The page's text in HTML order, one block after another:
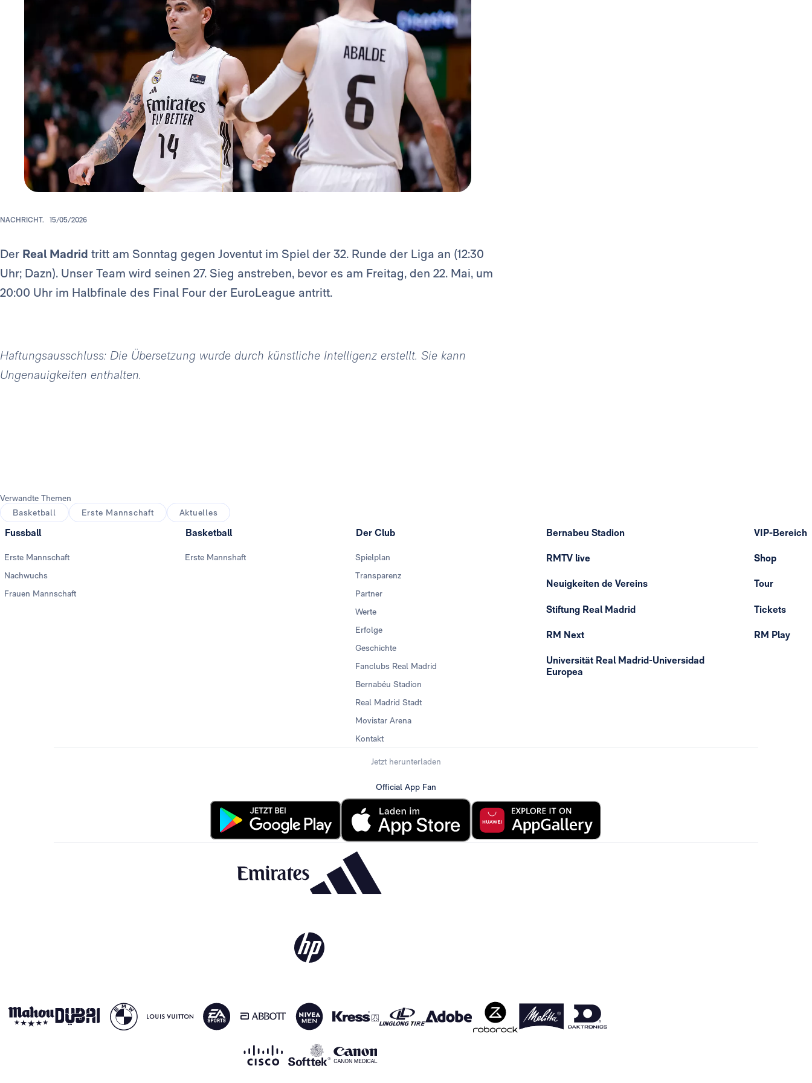
NACHRICHT. 15/05/2026
Der Real Madrid tritt am Sonntag gegen Joventut im Spiel der 32. Runde der Liga an (12:30
Uhr; Dazn). Unser Team wird seinen 27. Sieg anstreben, bevor es am Freitag, den 22. Mai, um
20:00 Uhr im Halbfinale des Final Four der EuroLeague antritt.
Haftungsausschluss: Die Übersetzung wurde durch künstliche Intelligenz erstellt. Sie kann
Ungenauigkeiten enthalten.
Verwandte Themen
Basketball
Erste Mannschaft Aktuelles
Fussball
Erste Mannschaft
Nachwuchs
Frauen Mannschaft
Basketball
Erste Mannshaft
Der Club
Spielplan
Transparenz
Partner
Werte
Erfolge
Geschichte
Fanclubs Real Madrid
Bernabéu Stadion
Real Madrid Stadt
Movistar Arena
Kontakt
Bernabeu Stadion
RMTV live
Neuigkeiten de Vereins
Stiftung Real Madrid
RM Next
Universität Real Madrid-Universidad
Europea
VIP-Bereich
Shop
Tour
Tickets
RM Play
Jetzt herunterladen
Official App Fan